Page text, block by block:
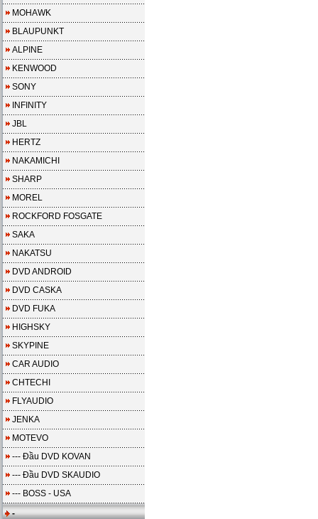
MOHAWK
BLAUPUNKT
ALPINE
KENWOOD
SONY
INFINITY
JBL
HERTZ
NAKAMICHI
SHARP
MOREL
ROCKFORD FOSGATE
SAKA
NAKATSU
DVD ANDROID
DVD CASKA
DVD FUKA
HIGHSKY
SKYPINE
CAR AUDIO
CHTECHI
FLYAUDIO
JENKA
MOTEVO
--- Đầu DVD KOVAN
--- Đầu DVD SKAUDIO
--- BOSS - USA
-